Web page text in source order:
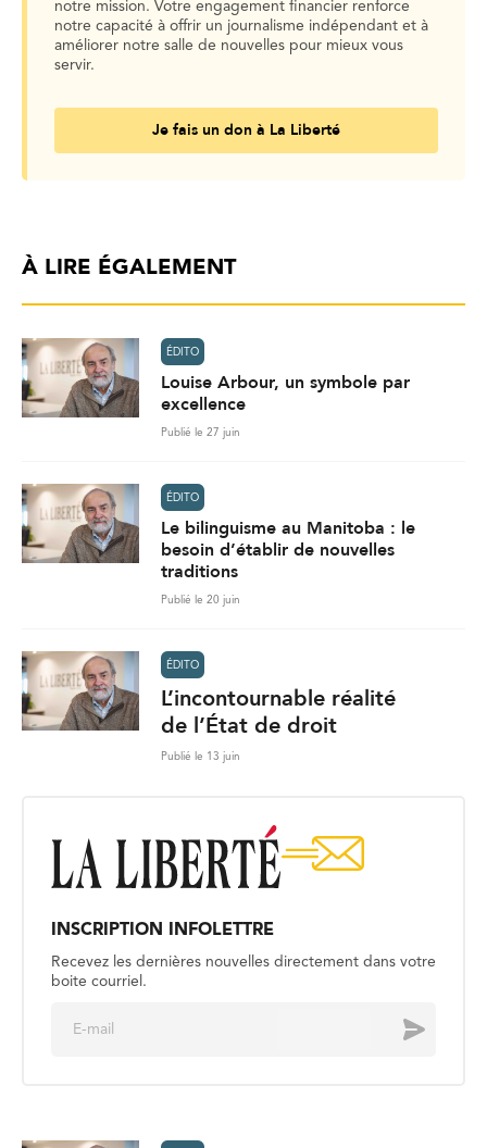
notre mission. Votre engagement financier renforce
notre capacité à offrir un journalisme indépendant et à
améliorer notre salle de nouvelles pour mieux vous
servir.
Je fais un don à La Liberté
À LIRE ÉGALEMENT
ÉDITO
Louise Arbour, un symbole par
excellence
Publié le 27 juin
ÉDITO
Le bilinguisme au Manitoba : le
besoin d’établir de nouvelles
traditions
Publié le 20 juin
ÉDITO
L’incontournable réalité
de l’État de droit
Publié le 13 juin
INSCRIPTION INFOLETTRE
Recevez les dernières nouvelles directement dans votre
boite courriel.
Envoyer